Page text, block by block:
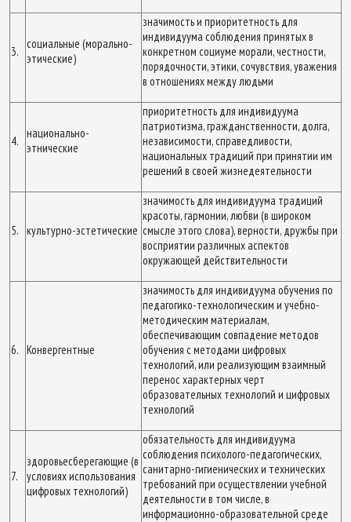
3.
социальные (морально-
этические)
значимость и приоритетность для
индивидуума соблюдения принятых в
конкретном социуме морали, честности,
порядочности, этики, сочувствия, уважения
в отношениях между людьми
4.
национально-
этнические
приоритетность для индивидуума
патриотизма, гражданственности, долга,
независимости, справедливости,
национальных традиций при принятии им
решений в своей жизнедеятельности
5. культурно-эстетические
значимость для индивидуума традиций
красоты, гармонии, любви (в широком
смысле этого слова), верности, дружбы при
восприятии различных аспектов
окружающей действительности
6. Конвергентные
значимость для индивидуума обучения по
педагогико-технологическим и учебно-
методическим материалам,
обеспечивающим совпадение методов
обучения с методами цифровых
технологий, или реализующим взаимный
перенос характерных черт
образовательных технологий и цифровых
технологий
7.
здоровьесберегающие (в
условиях использования
цифровых технологий)
обязательность для индивидуума
соблюдения психолого-педагогических,
санитарно-гигиенических и технических
требований при осуществлении учебной
деятельности в том числе, в
информационно-образовательной среде